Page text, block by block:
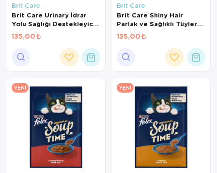
Brit Care
Brit Care Urinary İdrar
Yolu Sağlığı Destekleyici
Kedi Ödül Maması 50 Gr
135,00
Brit Care
Brit Care Shiny Hair
Parlak ve Sağlıklı Tüyler
için Tahılsız Kedi Ödül
Maması 50gr
135,00
YENI YENI